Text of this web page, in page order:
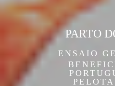
ENSAIO
PARTO